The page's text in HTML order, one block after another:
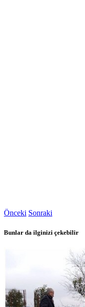
Önceki Sonraki
Bunlar da ilginizi çekebilir